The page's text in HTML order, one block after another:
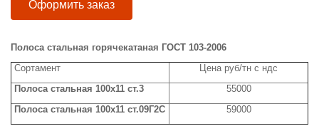
Оформить заказ
Полоса стальная горячекатаная ГОСТ 103-2006
Сортамент
Цена руб/тн с ндс
Полоса стальная 100x11 ст.3
55000
Полоса стальная 100x11 ст.09Г2С
59000